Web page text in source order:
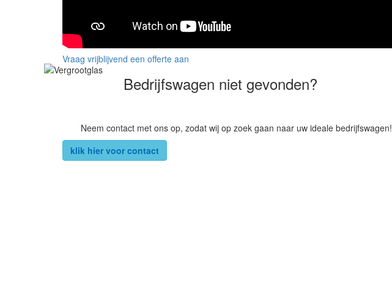
Vraag vrijblijvend een offerte aan
Bedrijfswagen niet gevonden?
Neem contact met ons op, zodat wij op zoek gaan naar uw ideale bedrijfswagen!
klik hier voor contact